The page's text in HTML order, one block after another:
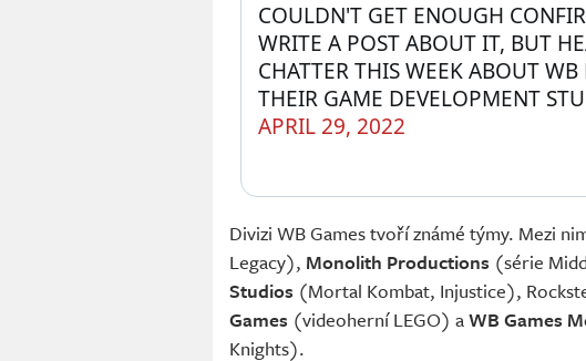
COULDN'T GET ENOUGH
WRITE A POST ABOUT IT, BUT
CHATTER THIS WEEK ABOUT
THEIR GAME DEVELOPMENT
APRIL 29, 2022
Divizi WB Games tvoří známé týmy. Mezi
Legacy), Monolith Productions (série
Studios (Mortal Kombat, Injustice),
Games (videoherní LEGO) aWB Games
Knights).